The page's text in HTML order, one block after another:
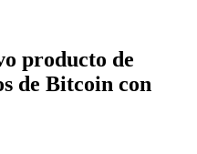
producto de
de Bitcoin con